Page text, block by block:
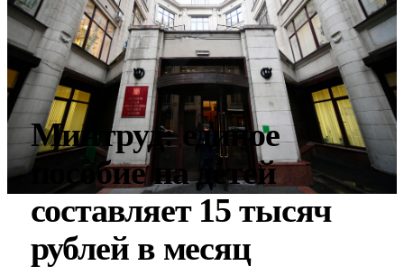
Минтруд: единое
пособие на детей
составляет 15 тысяч
рублей в месяц